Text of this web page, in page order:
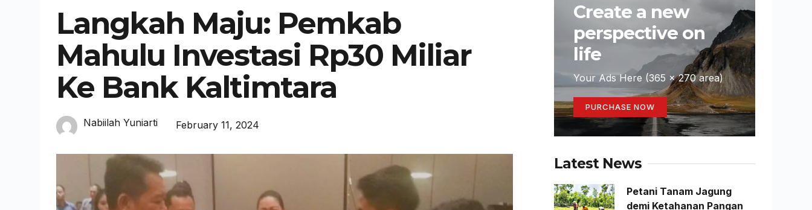
Langkah Maju: Pemkab
Mahulu Investasi Rp30 Miliar
Ke Bank Kaltimtara
Nabiilah Yuniarti February 11, 2024
Create a new
perspective on
life
Your Ads Here (365 x 270 area)
PURCHASE NOW
Latest News
Petani Tanam Jagung
demi Ketahanan Pangan